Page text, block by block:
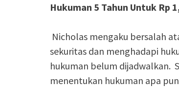
Hukuman 5 Tahun Untuk Rp
Nicholas mengaku bersalah
sekuritas dan menghadapi
hukuman belum dijadwalkan.
menentukan hukuman apa